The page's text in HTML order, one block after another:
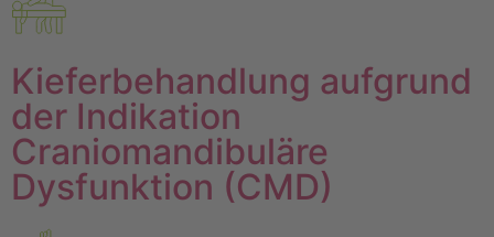
Kieferbehandlung aufgrund
der Indikation
Craniomandibuläre
Dysfunktion (CMD)